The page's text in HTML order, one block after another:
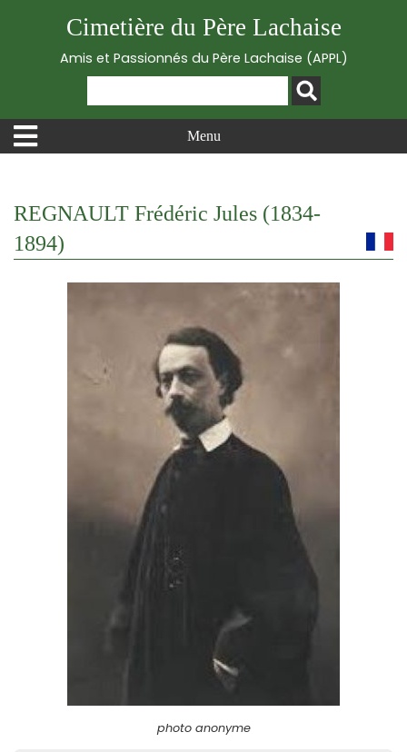
Cimetière du Père Lachaise
Amis et Passionnés du Père Lachaise (APPL)
Menu
REGNAULT Frédéric Jules (1834-
1894)
photo anonyme